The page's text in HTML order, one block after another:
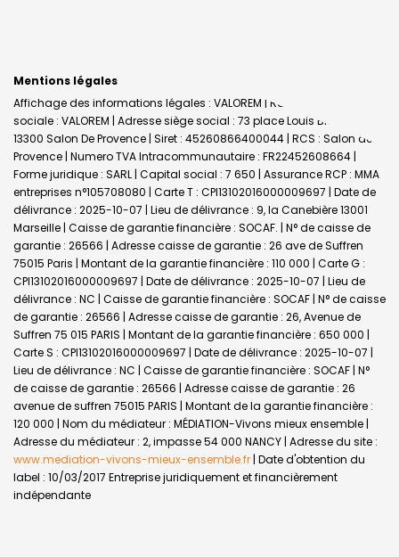
Mentions légales
Affichage des informations légales : VALOREM | Raison
sociale : VALOREM | Adresse siège social : 73 place Louis Blanc -
13300 Salon De Provence | Siret : 45260866400044 | RCS : Salon de
Provence | Numero TVA Intracommunautaire : FR22452608664 |
Forme juridique : SARL | Capital social : 7 650 | Assurance RCP : MMA
entreprises n°105708080 | Carte T : CPI13102016000009697 | Date de
délivrance : 2025-10-07 | Lieu de délivrance : 9, la Canebière 13001
Marseille | Caisse de garantie financière : SOCAF. | N° de caisse de
garantie : 26566 | Adresse caisse de garantie : 26 ave de Suffren
75015 Paris | Montant de la garantie financière : 110 000 | Carte G :
CPI13102016000009697 | Date de délivrance : 2025-10-07 | Lieu de
délivrance : NC | Caisse de garantie financière : SOCAF | N° de caisse
de garantie : 26566 | Adresse caisse de garantie : 26, Avenue de
Suffren 75 015 PARIS | Montant de la garantie financière : 650 000 |
Carte S : CPI13102016000009697 | Date de délivrance : 2025-10-07 |
Lieu de délivrance : NC | Caisse de garantie financière : SOCAF | N°
de caisse de garantie : 26566 | Adresse caisse de garantie : 26
avenue de suffren 75015 PARIS | Montant de la garantie financière :
120 000 | Nom du médiateur : MÉDIATION-Vivons mieux ensemble |
Adresse du médiateur : 2, impasse 54 000 NANCY | Adresse du site :
www.mediation-vivons-mieux-ensemble.fr | Date d'obtention du
label : 10/03/2017 Entreprise juridiquement et financièrement
indépendante